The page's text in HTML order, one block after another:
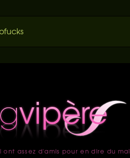
assez d'amis pour en dire du mal